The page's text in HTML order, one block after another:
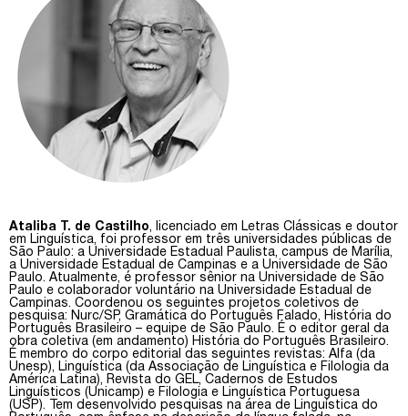
Ataliba T. de Castilho, licenciado em Letras Clássicas e doutor
em Linguística, foi professor em três universidades públicas de
São Paulo: a Universidade Estadual Paulista, campus de Marília,
a Universidade Estadual de Campinas e a Universidade de São
Paulo. Atualmente, é professor sênior na Universidade de São
Paulo e colaborador voluntário na Universidade Estadual de
Campinas. Coordenou os seguintes projetos coletivos de
pesquisa: Nurc/SP, Gramática do Português Falado, História do
Português Brasileiro – equipe de São Paulo. É o editor geral da
obra coletiva (em andamento) História do Português Brasileiro.
É membro do corpo editorial das seguintes revistas: Alfa (da
Unesp), Linguística (da Associação de Linguística e Filologia da
América Latina), Revista do GEL, Cadernos de Estudos
Linguísticos (Unicamp) e Filologia e Linguística Portuguesa
(USP). Tem desenvolvido pesquisas na área de Linguística do